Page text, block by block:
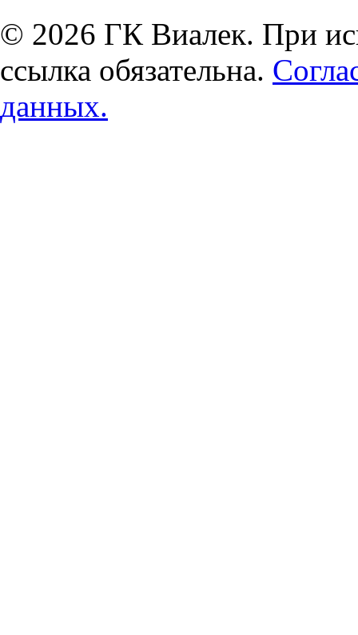
© 2026 ГК Виалек. При
ссылка обязательна.
данных.